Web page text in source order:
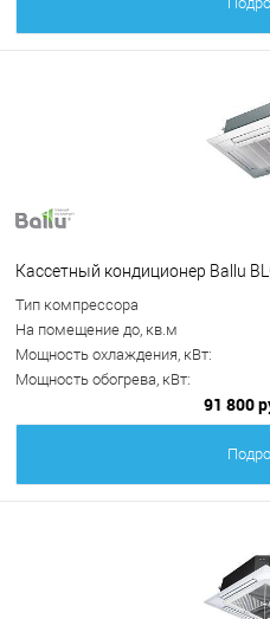
Кассетный кондиционер Ballu
Тип компрессора
На помещение до, кв.м
Мощность охлаждения, кВт:
Мощность обогрева, кВт:
91 800